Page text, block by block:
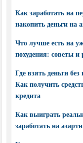
Как заработать на
накопить деньги на
Что лучше есть на
похудения: советы
Где взять деньги
Как получить
кредита
Как выиграть
заработать на